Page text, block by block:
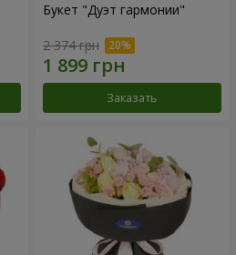
Букет "Дуэт гармонии"
2 374 грн
Заказать